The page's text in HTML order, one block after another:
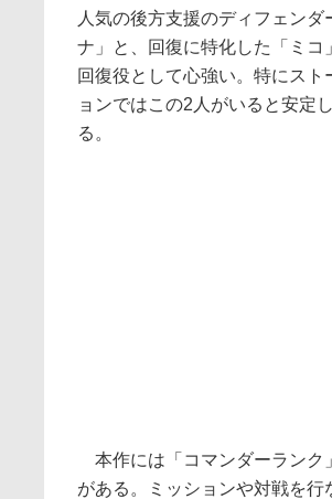
人気の後方支援のディフェンダ
ナ」と、回復に特化した「ミコ
回復役として心強い。特にスト
ョンではこの2人がいると安定
る。
本作には「コマンダーランク
がある。ミッションや対戦を